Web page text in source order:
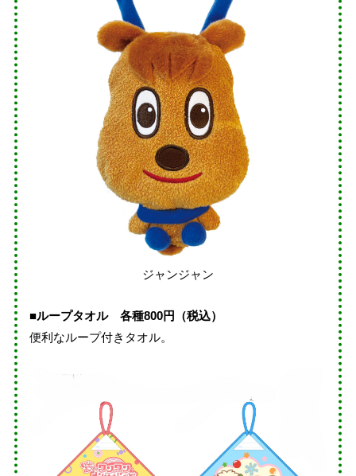
ジャンジャン
■ループタオル 各種800円（税込）
便利なループ付きタオル。